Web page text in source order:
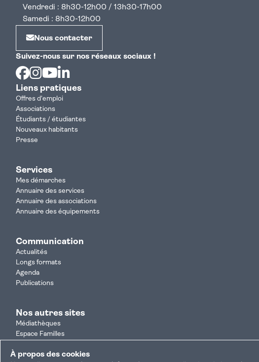
À propos des cookies
Vendredi : 8h30-12h00 / 13h30-17h00
Samedi : 8h30-12h00
Nous contacter
Suivez-nous sur nos réseaux sociaux !
Facebook
Instagram
Youtube
Liens pratiques
Offres d'emploi
Associations
Étudiants / étudiantes
Nouveaux habitants
Presse
Services
Mes démarches
Annuaire des services
Annuaire des associations
Annuaire des équipements
Communication
Actualités
Longs formats
Agenda
Publications
Nos autres sites
Médiathèques
Espace Familles
Autorisation d'urbanisme